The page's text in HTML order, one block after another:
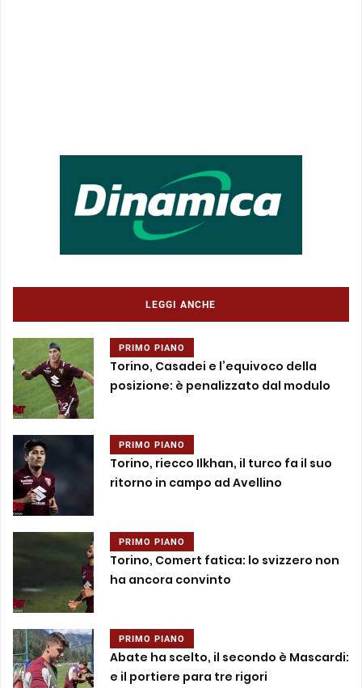
LEGGI ANCHE
PRIMO PIANO
Torino, Casadei e l’equivoco della
posizione: è penalizzato dal modulo
PRIMO PIANO
Torino, riecco Ilkhan, il turco fa il suo
ritorno in campo ad Avellino
PRIMO PIANO
Torino, Comert fatica: lo svizzero non
ha ancora convinto
PRIMO PIANO
Abate ha scelto, il secondo è Mascardi:
e il portiere para tre rigori